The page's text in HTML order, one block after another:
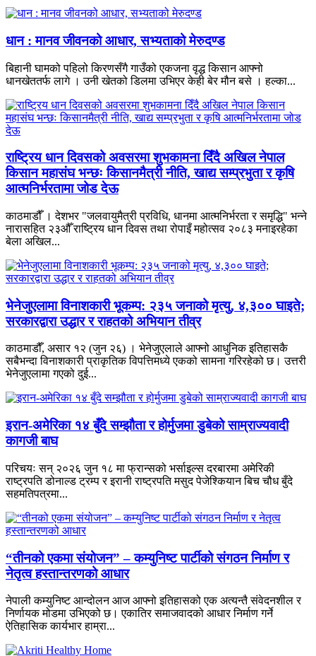
धान : मानव जीवनको आधार, सभ्यताको मेरुदण्ड
बिहानी घामको पहिलो किरणसँगै गाउँको एकजना वृद्ध किसान आफ्नो
धानखेततर्फ लागे । उनी खेतको डिलमा उभिएर केही बेर मौन बसे । हल्का...
राष्ट्रिय धान दिवसको अवसरमा शुभकामना दिँदै अखिल नेपाल
किसान महासंघ भन्छः किसानमैत्री नीति, खाद्य सम्प्रभुता र कृषि
आत्मनिर्भरतामा जोड देऊ
काठमाडौँ । देशभर "जलवायुमैत्री प्रविधि, धानमा आत्मनिर्भरता र समृद्धि" भन्ने
नारासहित २३औँ राष्ट्रिय धान दिवस तथा रोपाइँ महोत्सव २०८३ मनाइरहेका
बेला अखिल...
भेनेजुएलामा विनाशकारी भूकम्प: २३५ जनाको मृत्यु, ४,३०० घाइते;
सरकारद्वारा उद्धार र राहतको अभियान तीव्र
काठमाडौँ, असार १२ (जुन २६) । भेनेजुएलाले आफ्नो आधुनिक इतिहासकै
सबैभन्दा विनाशकारी प्राकृतिक विपत्तिमध्ये एकको सामना गरिरहेको छ। उत्तरी
भेनेजुएलामा गएको दुई...
इरान-अमेरिका १४ बुँदे सम्झौता र होर्मुजमा डुबेको साम्राज्यवादी
कागजी बाघ
परिचयः सन् २०२६ जुन १८ मा फ्रान्सको भर्साइल्स दरबारमा अमेरिकी
राष्ट्रपति डोनाल्ड ट्रम्प र इरानी राष्ट्रपति मसुद पेजेश्कियान बिच चौध बुँदे
सहमतिपत्रमा...
“तीनको एकमा संयोजन” – कम्युनिष्ट पार्टीको संगठन निर्माण र
नेतृत्व हस्तान्तरणको आधार
नेपाली कम्युनिष्ट आन्दोलन आज आफ्नो इतिहासको एक अत्यन्तै संवेदनशील र
निर्णायक मोडमा उभिएको छ। एकातिर समाजवादको आधार निर्माण गर्ने
ऐतिहासिक कार्यभार हाम्रा...